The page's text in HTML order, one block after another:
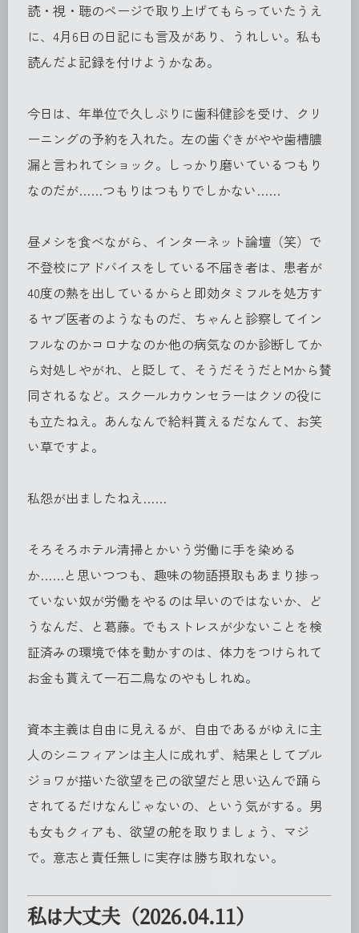
読・視・聴のページで取り上げてもらっていたうえ
に、4月6日の日記にも言及があり、うれしい。私も
読んだよ記録を付けようかなあ。
今日は、年単位で久しぶりに歯科健診を受け、クリ
ーニングの予約を入れた。左の歯ぐきがやや歯槽膿
漏と言われてショック。しっかり磨いているつもり
なのだが……つもりはつもりでしかない……
昼メシを食べながら、インターネット論壇（笑）で
不登校にアドバイスをしている不届き者は、患者が
40度の熱を出しているからと即効タミフルを処方す
るヤブ医者のようなものだ、ちゃんと診察してイン
フルなのかコロナなのか他の病気なのか診断してか
ら対処しやがれ、と貶して、そうだそうだとMから賛
同されるなど。スクールカウンセラーはクソの役に
も立たねえ。あんなんで給料貰えるだなんて、お笑
い草ですよ。
私怨が出ましたねえ……
そろそろホテル清掃とかいう労働に手を染める
か……と思いつつも、趣味の物語摂取もあまり捗っ
ていない奴が労働をやるのは早いのではないか、ど
うなんだ、と葛藤。でもストレスが少ないことを検
証済みの環境で体を動かすのは、体力をつけられて
お金も貰えて一石二鳥なのやもしれぬ。
資本主義は自由に見えるが、自由であるがゆえに主
人のシニフィアンは主人に成れず、結果としてブル
ジョワが描いた欲望を己の欲望だと思い込んで踊ら
されてるだけなんじゃないの、という気がする。男
も女もクィアも、欲望の舵を取りましょう、マジ
で。意志と責任無しに実存は勝ち取れない。
私は大丈夫（2026.04.11）